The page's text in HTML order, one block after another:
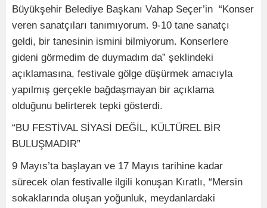
Büyükşehir Belediye Başkanı Vahap Seçer’in “Konser
veren sanatçıları tanımıyorum. 9-10 tane sanatçı
geldi, bir tanesinin ismini bilmiyorum. Konserlere
gideni görmedim de duymadım da” şeklindeki
açıklamasına, festivale gölge düşürmek amacıyla
yapılmış gerçekle bağdaşmayan bir açıklama
olduğunu belirterek tepki gösterdi.
“BU FESTİVAL SİYASİ DEĞİL, KÜLTÜREL BİR
BULUŞMADIR”
9 Mayıs’ta başlayan ve 17 Mayıs tarihine kadar
sürecek olan festivalle ilgili konuşan Kıratlı, “Mersin
sokaklarında oluşan yoğunluk, meydanlardaki